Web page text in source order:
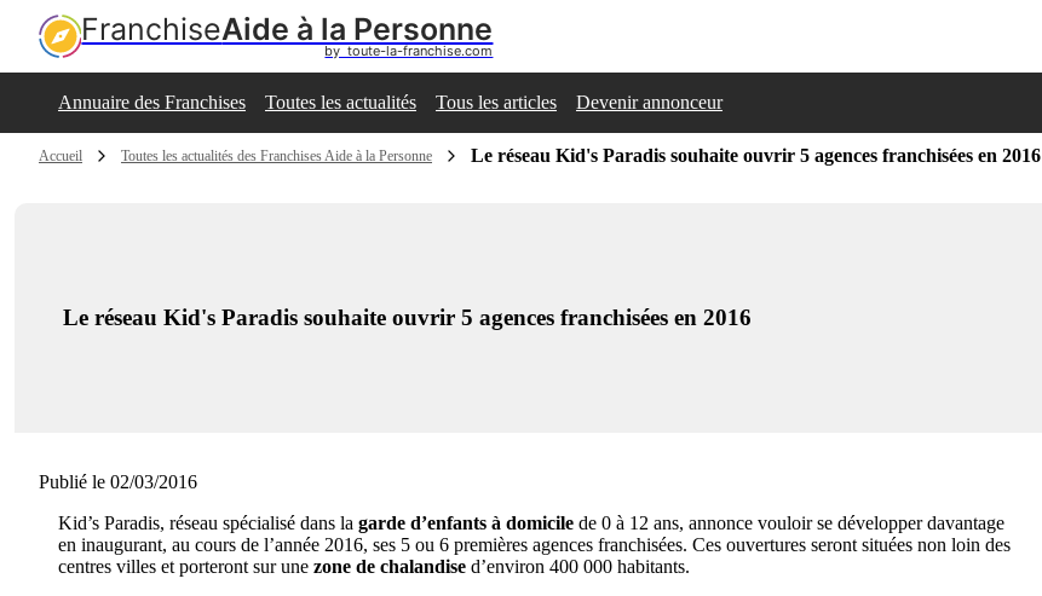
FranchiseAide à la Personne
by  toute-la-franchise.com
Annuaire des Franchises Toutes les actualités Tous les articles Devenir annonceur
Accueil Toutes les actualités des Franchises Aide à la Personne Le réseau Kid's Paradis souhaite ouvrir 5 agences franchisées en 2016
Le réseau Kid's Paradis souhaite ouvrir 5 agences franchisées en 2016
Publié le 02/03/2016
Kid’s Paradis, réseau spécialisé dans la garde d’enfants à domicile de 0 à 12 ans, annonce vouloir se développer davantage
en inaugurant, au cours de l’année 2016, ses 5 ou 6 premières agences franchisées. Ces ouvertures seront situées non loin des
centres villes et porteront sur une zone de chalandise d’environ 400 000 habitants.